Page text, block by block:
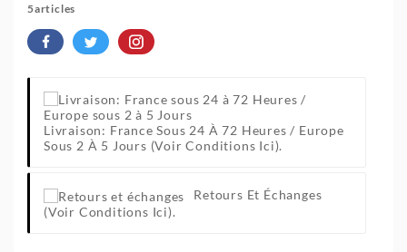
5articles
Livraison: France Sous 24 À 72 Heures / Europe
Sous 2 À 5 Jours (Voir Conditions Ici).
Retours Et Échanges
(Voir Conditions Ici).